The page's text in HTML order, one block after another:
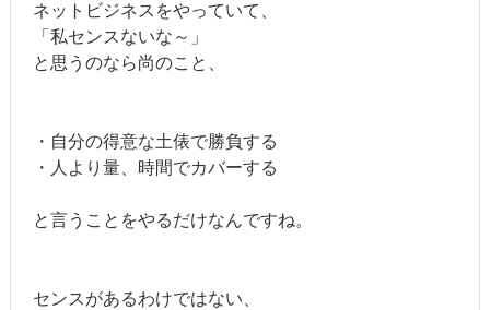
ネットビジネスをやっていて、
「私センスないな～」
と思うのなら尚のこと、
・自分の得意な土俵で勝負する
・人より量、時間でカバーする
と言うことをやるだけなんですね。
センスがあるわけではない、